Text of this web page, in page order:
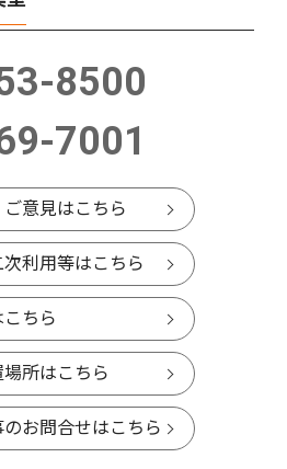
8500
7001
意見はこちら
利用等はこちら
ちら
所はこちら
お問合せはこちら